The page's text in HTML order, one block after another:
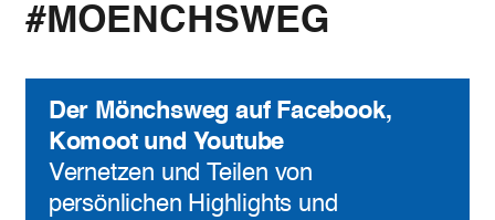
#MOENCHSWEG
Der Mönchsweg auf Facebook,
Komoot und Youtube
Vernetzen und Teilen von
persönlichen Highlights und